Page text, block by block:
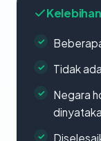
Kelebihan
Tidak
Negara